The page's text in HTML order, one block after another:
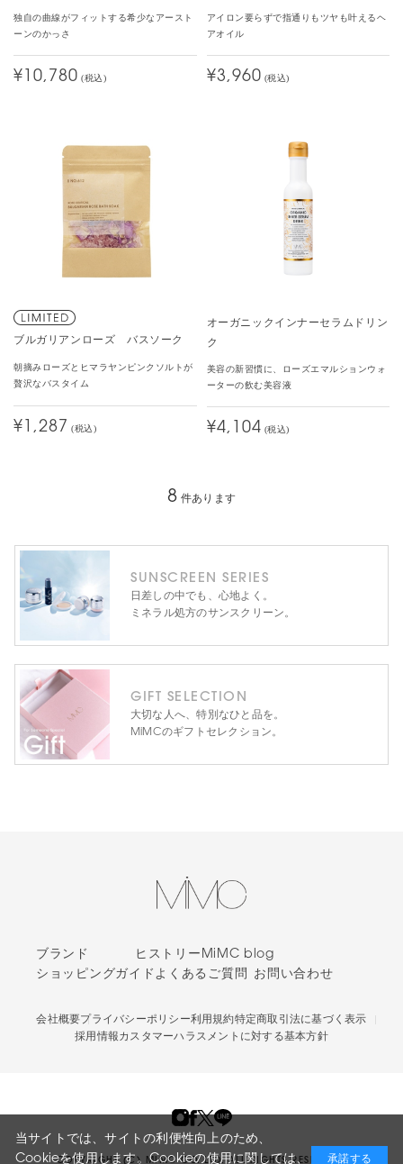
独自の曲線がフィットする希少なアースト
ーンのかっさ
¥10,780 (税込)
アイロン要らずで指通りもツヤも叶えるヘ
アオイル
¥3,960 (税込)
ブルガリアンローズ バスソーク
朝摘みローズとヒマラヤンピンクソルトが
贅沢なバスタイム
¥1,287 (税込)
オーガニックインナーセラムドリン
ク
美容の新習慣に、ローズエマルションウォ
ーターの飲む美容液
¥4,104 (税込)
8 件あります
SUNSCREEN SERIES
日差しの中でも、心地よく。
ミネラル処方のサンスクリーン。
GIFT SELECTION
大切な人へ、特別なひと品を。
MiMCのギフトセレクション。
ブランド ヒストリー MiMC blog
ショッピングガイド よくあるご質問 お問い合わせ
会社概要プライバシーポリシー利用規約特定商取引法に基づく表示
採用情報カスタマーハラスメントに対する基本方針
COPYRIGHT (C) MIMC CO. LTD. ALL RIGHTS RESERVED.
当サイトでは、サイトの利便性向上のため、
Cookieを使用します。Cookieの使用に関しては、
承諾する